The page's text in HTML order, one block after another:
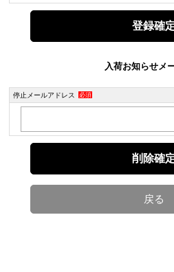
入荷お知らせメ
停止メールアドレス 必須